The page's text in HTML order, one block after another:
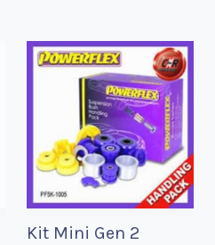
Kit Mini Gen 2